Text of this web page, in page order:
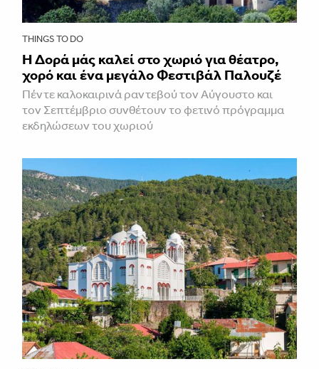
THINGS TO DO
Η Δορά μάς καλεί στο χωριό για θέατρο,
χορό και ένα μεγάλο Φεστιβάλ Παλουζέ
Πέντε καλοκαιρινά ραντεβού τον Αύγουστο και
τον Σεπτέμβριο συνθέτουν το φετινό πρόγραμμα
εκδηλώσεων του χωριού